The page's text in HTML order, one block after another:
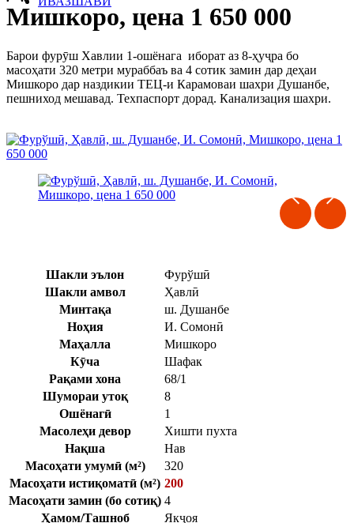
Мишкоро, цена 1 650 000
Барои фурӯш Хавлии 1-ошёнага иборат аз 8-ҳуҷра бо
масоҳати 320 метри мураббаъ ва 4 сотик замин дар деҳаи
Мишкоро дар наздикии ТЕЦ-и Карамоваи шахри Душанбе,
пешниход мешавад. Техпаспорт дорад. Канализация шахри.
Шакли эълон
Фурўшӣ
Шакли амвол
Ҳавлӣ
Минтақа
ш. Душанбе
Ноҳия
И. Сомонӣ
Маҳалла
Мишкоро
Кӯча
Шафак
Рақами хона
68/1
Шумораи утоқ
8
Ошёнагӣ
1
Масолеҳи девор
Хишти пухта
Нақша
Нав
Масоҳати умумӣ (м²)
320
Масоҳати истиқоматӣ (м²) 200
Масоҳати замин (бо сотиқ) 4
Ҳамом/Ташноб
Якҷоя